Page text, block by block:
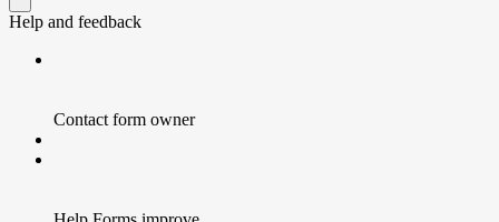
Help and feedback
Contact form owner